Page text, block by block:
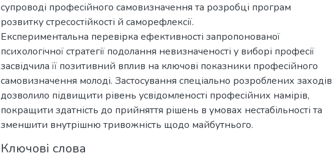
супроводі професійного самовизначення та розробці програм
розвитку стресостійкості й саморефлексії.
Експериментальна перевірка ефективності запропонованої
психологічної стратегії подолання невизначеності у виборі професії
засвідчила її позитивний вплив на ключові показники професійного
самовизначення молоді. Застосування спеціально розроблених заходів
дозволило підвищити рівень усвідомленості професійних намірів,
покращити здатність до прийняття рішень в умовах нестабільності та
зменшити внутрішню тривожність щодо майбутнього.
Ключові слова